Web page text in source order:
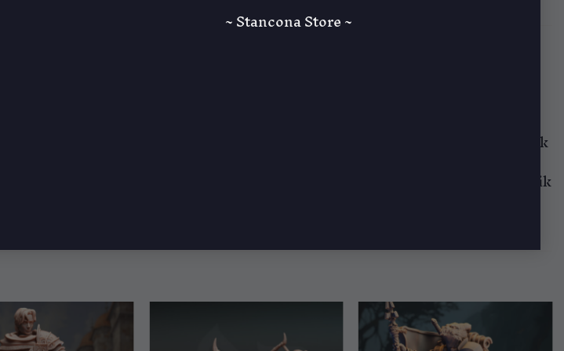
~ Stancona Store ~
hizmet eden, ölümcül bir makine.
vahşi bir avcıdır. Her detayı, bu varlığın başka bir dünyadan gelen karanlık
yüzündeki delirmiş bakışlarıyla, savaş masasındaki düşmanlarını hem estetik